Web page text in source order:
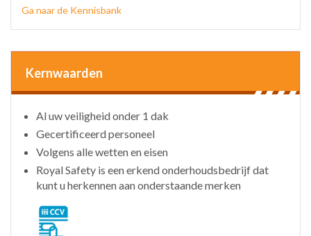
Ga naar de Kennisbank
Kernwaarden
Al uw veiligheid onder 1 dak
Gecertificeerd personeel
Volgens alle wetten en eisen
Royal Safety is een erkend onderhoudsbedrijf dat
kunt u herkennen aan onderstaande merken